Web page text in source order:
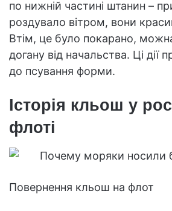
по нижній частині штанин –
роздувало вітром, вони
Втім, це було покарано,
догану від начальства. Ці дії
до псування форми.
Історія кльош у
флоті
Повернення кльош на флот